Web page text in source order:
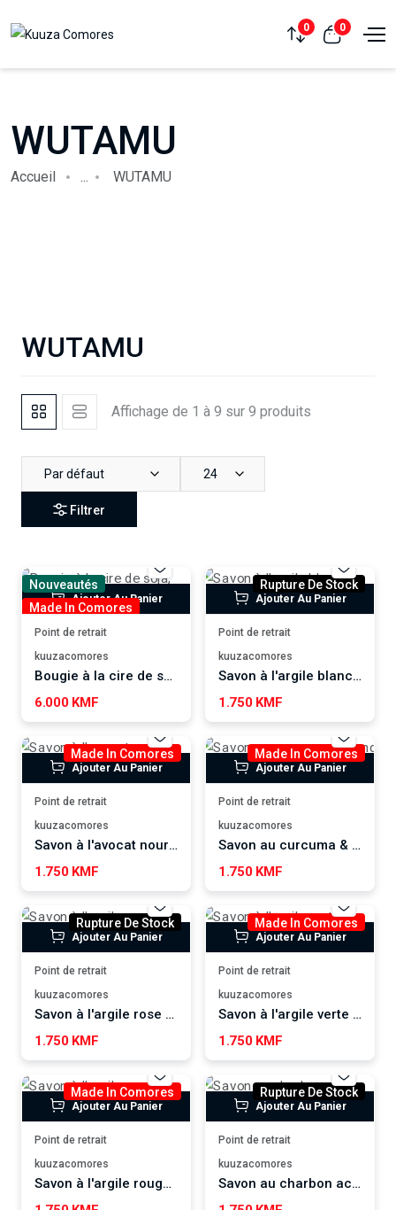
0 0
WUTAMU
Accueil ... WUTAMU
WUTAMU
Affichage de 1 à 9 sur 9 produits
Par défaut 24
Filtrer
Nouveautés
Made In Comores
Ajouter Au Panier
Point de retrait
kuuzacomores
Bougie à la cire de soja, ylang-ylang WUTAMU
6.000 KMF
Rupture De Stock
Ajouter Au Panier
Point de retrait
kuuzacomores
Savon à l'argile blanche WUTAMU
1.750 KMF
Made In Comores
Ajouter Au Panier
Point de retrait
kuuzacomores
Savon à l'avocat nourrissant WUTAMU
1.750 KMF
Made In Comores
Ajouter Au Panier
Point de retrait
kuuzacomores
Savon au curcuma & Ylang WUTAMU
1.750 KMF
Rupture De Stock
Ajouter Au Panier
Point de retrait
kuuzacomores
Savon à l'argile rose apaisante WUTAMU
1.750 KMF
Made In Comores
Ajouter Au Panier
Point de retrait
kuuzacomores
Savon à l'argile verte WUTAMU
1.750 KMF
Made In Comores
Ajouter Au Panier
Point de retrait
kuuzacomores
Savon à l'argile rouge WUTAMU
Rupture De Stock
Ajouter Au Panier
Point de retrait
kuuzacomores
Savon au charbon actif WUTAMU